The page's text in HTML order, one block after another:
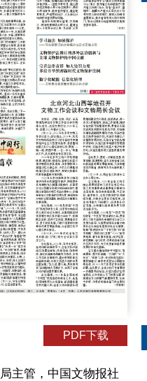
PDF下载
管，中国文物报社